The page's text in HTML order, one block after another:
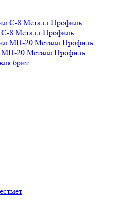
8 Металл Профиль
МП-20 Металл Профиль
брит